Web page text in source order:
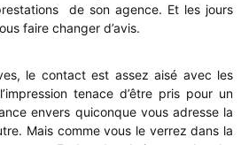
de son agence. Et les jours
faire changer d’avis.
le contact est assez aisé avec les
tenace d’être pris pour un
envers quiconque vous adresse la
Mais comme vous le verrez dans la